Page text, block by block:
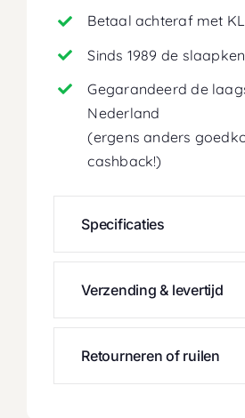
Betaal achteraf met
Sinds 1989 de
Gegarandeerd de
Nederland
(ergens anders
cashback!)
Specificaties
Verzending & levertijd
Retourneren of ruilen